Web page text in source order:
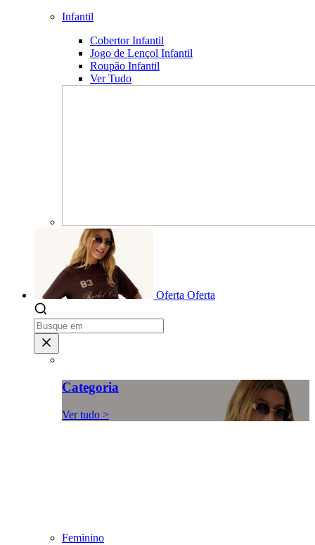
Infantil
Cobertor Infantil
Jogo de Lençol Infantil
Roupão Infantil
Ver Tudo
Oferta Oferta
Categoria
Ver tudo >
Feminino